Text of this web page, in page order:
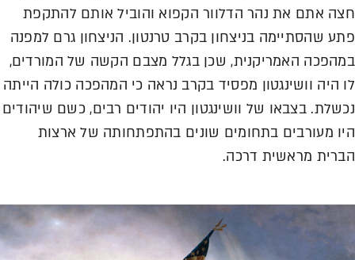
אתם את נהר הדלוור הקפוא והוביל אותם להתקפת
שהסתיימה בניצחון בקרב טרנטון. הניצחון גרם למפנה
האמריקנית, שכן בגלל מצבם הקשה של המורדים,
היה וושינגטון מפסיד בקרב נראה כי המהפכה כולה הייתה
בצבאו של וושינגטון היו יהודים רבים, כשם שיהודים
מעורבים בתחומים שונים בהתפתחותה של ארצות
מראשית דרכה.